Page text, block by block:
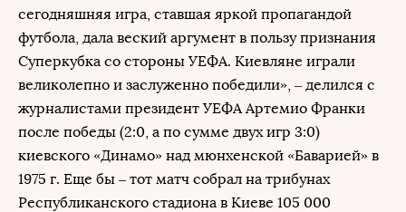
сегодняшняя игра, ставшая яркой пропагандой
футбола, дала веский аргумент в пользу признания
Суперкубка со стороны УЕФА. Киевляне играли
великолепно и заслуженно победили», – делился с
журналистами президент УЕФА Артемио Франки
после победы (2:0, а по сумме двух игр 3:0)
киевского «Динамо» над мюнхенской «Баварией» в
1975 г. Еще бы – тот матч собрал на трибунах
Республиканского стадиона в Киеве 105 000